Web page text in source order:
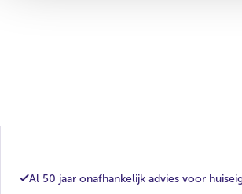
Al 50 jaar onafhankelijk advies voor